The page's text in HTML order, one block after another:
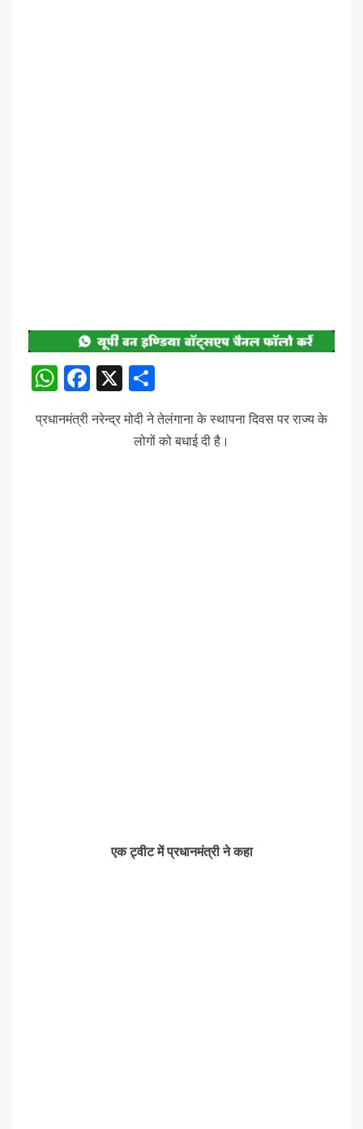
WhatsApp
Facebook
X
प्रधानमंत्री नरेन्द्र मोदी ने तेलंगाना के स्थापना दिवस पर राज्य के
लोगों को बधाई दी है।
एक ट्वीट में प्रधानमंत्री ने कहा